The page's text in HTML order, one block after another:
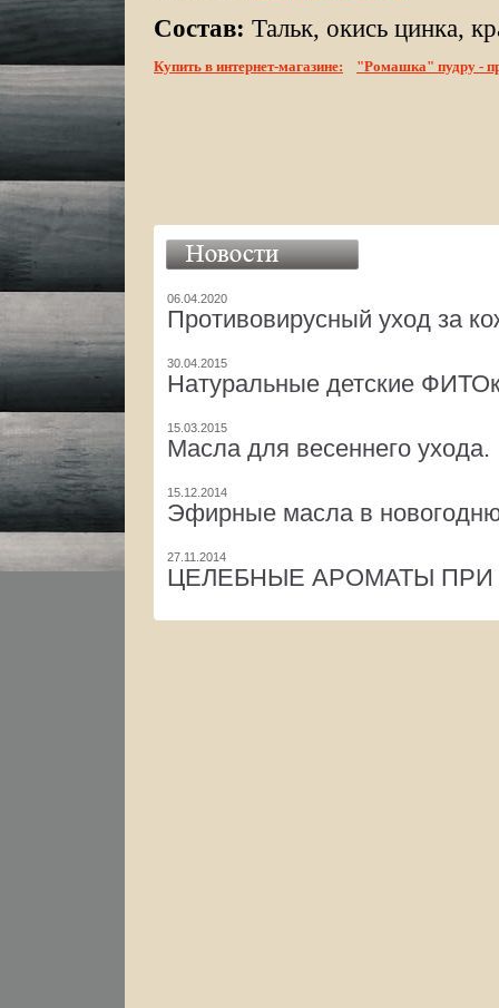
Состав: Тальк, окись цинка,
Купить в интернет-магазине: "Ромашка" пудру -
06.04.2020
Противовирусный уход за
30.04.2015
Натуральные детские
15.03.2015
Масла для весеннего ухода.
15.12.2014
Эфирные масла в
27.11.2014
ЦЕЛЕБНЫЕ АРОМАТЫ ПРИ